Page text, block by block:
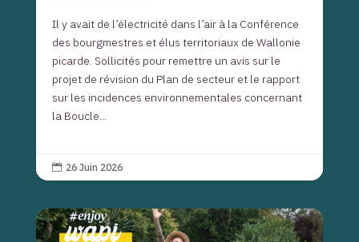
Il y avait de l’électricité dans l’air à la Conférence
des bourgmestres et élus territoriaux de Wallonie
picarde. Sollicités pour remettre un avis sur le
projet de révision du Plan de secteur et le rapport
sur les incidences environnementales concernant
la Boucle...
 26 Juin 2026